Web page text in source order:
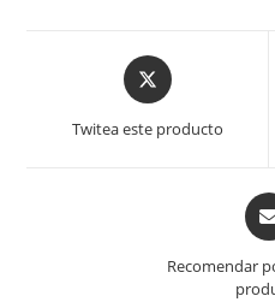
Opens
in
Twitea este producto
in
new
Recomendar